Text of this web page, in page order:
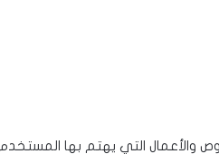
والأعمال التي يهتم بها المستخدم